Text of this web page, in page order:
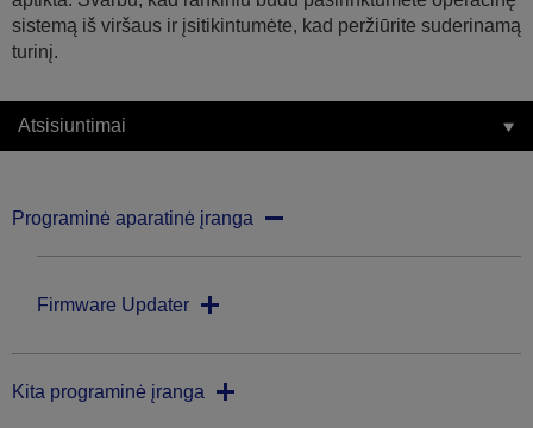
sistemą iš viršaus ir įsitikintumėte, kad peržiūrite suderinamą
turinį.
Atsisiuntimai
Programinė aparatinė įranga
Firmware Updater
Kita programinė įranga